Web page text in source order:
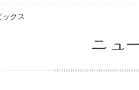
ックス